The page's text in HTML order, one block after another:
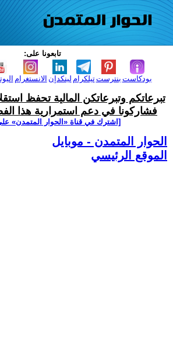
تابعونا على:
الانستغرام لينكدإن تيلكرامبنترست بودكاست
تبرعاتكم وتبرعاتكن المالية تحفظ
فشاركونا في دعم استمرارية هذا
[اشترك في قناة ‫«الحوار المتمدن»
الحوار المتمدن - موبايل
الموقع الرئيسي